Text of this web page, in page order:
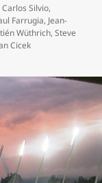
Schlagwörter
Carlos Silvio,
Farrugia, Jean-
Wüthrich,Steve
Cicek
weiterhin